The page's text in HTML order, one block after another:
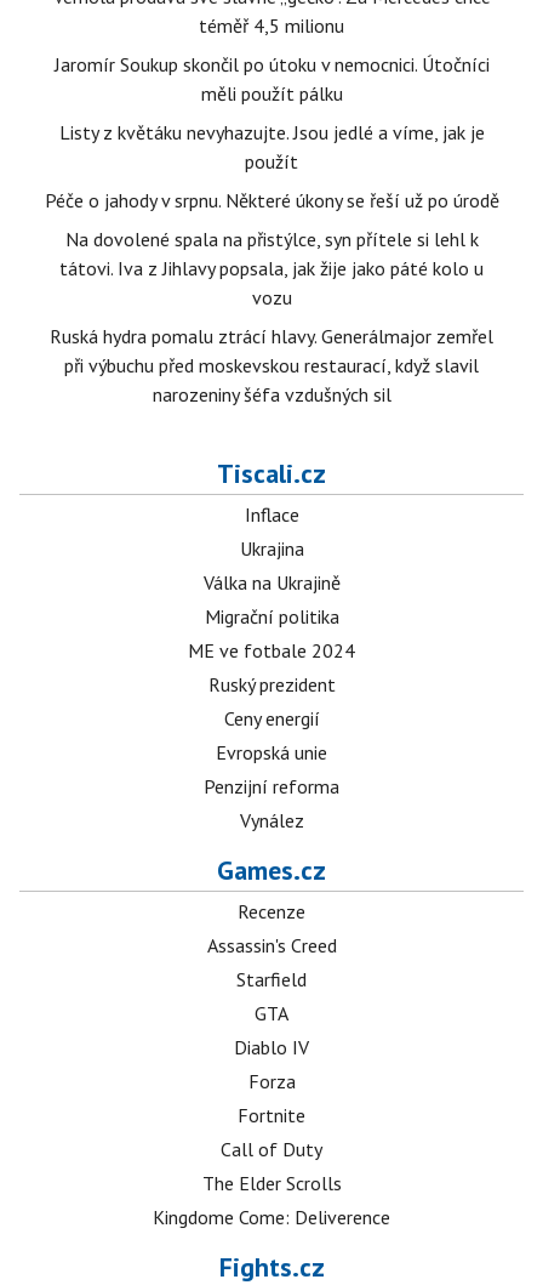
téměř 4,5 milionu
Jaromír Soukup skončil po útoku v nemocnici. Útočníci
měli použít pálku
Listy z květáku nevyhazujte. Jsou jedlé a víme, jak je
použít
Péče o jahody v srpnu. Některé úkony se řeší už po úrodě
Na dovolené spala na přistýlce, syn přítele si lehl k
tátovi. Iva z Jihlavy popsala, jak žije jako páté kolo u
vozu
Ruská hydra pomalu ztrácí hlavy. Generálmajor zemřel
při výbuchu před moskevskou restaurací, když slavil
narozeniny šéfa vzdušných sil
Tiscali.cz
Inflace
Ukrajina
Válka na Ukrajině
Migrační politika
ME ve fotbale 2024
Ruský prezident
Ceny energií
Evropská unie
Penzijní reforma
Vynález
Games.cz
Recenze
Assassin's Creed
Starfield
GTA
Diablo IV
Forza
Fortnite
Call of Duty
The Elder Scrolls
Kingdome Come: Deliverence
Fights.cz